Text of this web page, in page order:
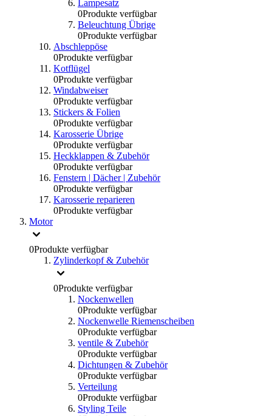
Lampesatz
0Produkte verfügbar
Beleuchtung Übrige
0Produkte verfügbar
Abschleppöse
0Produkte verfügbar
Kotflügel
0Produkte verfügbar
Windabweiser
0Produkte verfügbar
Stickers & Folien
0Produkte verfügbar
Karosserie Übrige
0Produkte verfügbar
Heckklappen & Zubehör
0Produkte verfügbar
Fenstern | Dächer | Zubehör
0Produkte verfügbar
Karosserie reparieren
0Produkte verfügbar
Motor
0Produkte verfügbar
Zylinderkopf & Zubehör
0Produkte verfügbar
Nockenwellen
0Produkte verfügbar
Nockenwelle Riemenscheiben
0Produkte verfügbar
ventile & Zubehör
0Produkte verfügbar
Dichtungen & Zubehör
0Produkte verfügbar
Verteilung
0Produkte verfügbar
Styling Teile